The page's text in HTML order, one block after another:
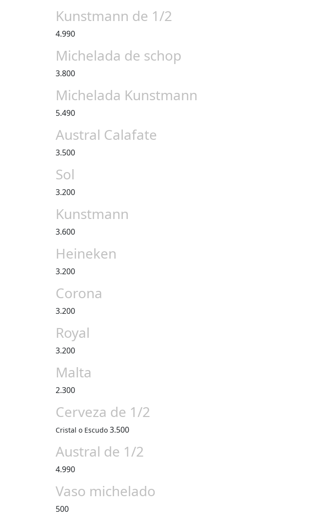
Kunstmann de 1/2
4.990
Michelada de schop
3.800
Michelada Kunstmann
5.490
Austral Calafate
3.500
Sol
3.200
Kunstmann
3.600
Heineken
3.200
Corona
3.200
Royal
3.200
Malta
2.300
Cerveza de 1/2
Cristal o Escudo 3.500
Austral de 1/2
4.990
Vaso michelado
500